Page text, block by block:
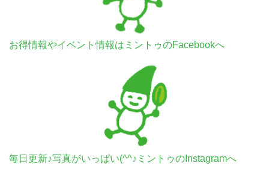
お得情報やイベント情報はミントゥのFacebookへ
毎日更新♪写真がいっぱい(^^♪ミントゥのInstagramへ